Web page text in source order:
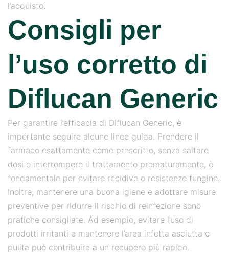
l’acquisto.
Consigli per
l’uso corretto di
Diflucan Generic
Per garantire l’efficacia di Diflucan Generic, è
importante seguire alcune linee guida. Prendere il
farmaco esattamente come prescritto, senza saltare
dosi o interrompere il trattamento prematuramente, è
fondamentale per evitare recidive o resistenze fungine.
Inoltre, mantenere una buona igiene e adottare misure
preventive per ridurre il rischio di reinfezione sono
pratiche consigliate. Ad esempio, evitare l’uso di
prodotti irritanti e mantenere l’area infetta asciutta e
pulita può contribuire a un recupero più rapido.